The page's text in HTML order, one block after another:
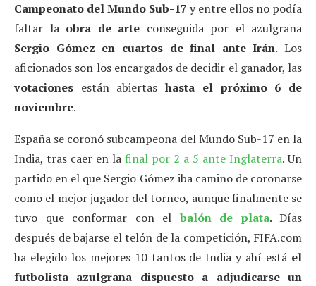
Campeonato del Mundo Sub-17 y entre ellos no podía
faltar la obra de arte conseguida por el azulgrana
Sergio Gómez en cuartos de final ante Irán. Los
aficionados son los encargados de decidir el ganador, las
votaciones están abiertashasta el próximo 6 de
noviembre.
España se coronó subcampeona del Mundo Sub-17 en la
India, tras caer en la final por 2 a 5 ante Inglaterra. Un
partido en el que Sergio Gómez iba camino de coronarse
como el mejor jugador del torneo, aunque finalmente se
tuvo que conformar con el balón de plata. Días
después de bajarse el telón de la competición, FIFA.com
ha elegido los mejores 10 tantos de India y ahí está el
futbolista azulgrana dispuesto a adjudicarse un